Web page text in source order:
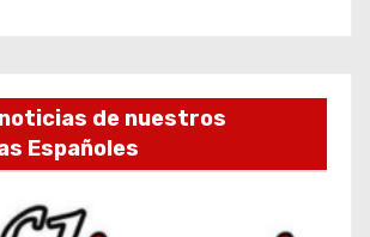
de nuestros
Españoles